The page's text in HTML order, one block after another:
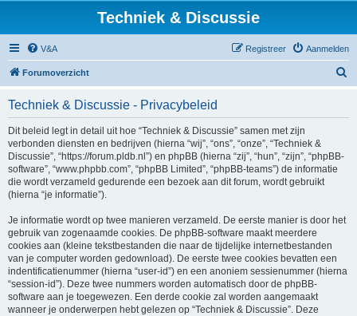
Techniek & Discussie
V&A Aanmelden
Registreer
Forumoverzicht
Techniek & Discussie - Privacybeleid
Dit beleid legt in detail uit hoe “Techniek & Discussie” samen met zijn
verbonden diensten en bedrijven (hierna “wij”, “ons”, “onze”, “Techniek &
Discussie”, “https://forum.pldb.nl”) en phpBB (hierna “zij”, “hun”, “zijn”, “phpBB-
software”, “www.phpbb.com”, “phpBB Limited”, “phpBB-teams”) de informatie
die wordt verzameld gedurende een bezoek aan dit forum, wordt gebruikt
(hierna “je informatie”).
Je informatie wordt op twee manieren verzameld. De eerste manier is door het
gebruik van zogenaamde cookies. De phpBB-software maakt meerdere
cookies aan (kleine tekstbestanden die naar de tijdelijke internetbestanden
van je computer worden gedownload). De eerste twee cookies bevatten een
indentificatienummer (hierna “user-id”) en een anoniem sessienummer (hierna
“session-id”). Deze twee nummers worden automatisch door de phpBB-
software aan je toegewezen. Een derde cookie zal worden aangemaakt
wanneer je onderwerpen hebt gelezen op “Techniek & Discussie”. Deze